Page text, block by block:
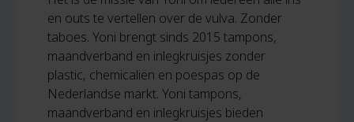
en outs te vertellen over de vulva. Zonder
taboes. Yoni brengt sinds 2015 tampons,
maandverband en inlegkruisjes zonder
plastic, chemicaliën en poespas op de
Nederlandse markt. Yoni tampons,
maandverband en inlegkruisjes bieden